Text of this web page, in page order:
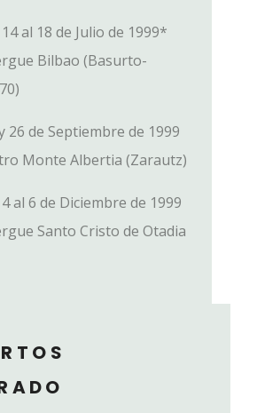
al 18 de Julio de 1999*
Bilbao (Basurto-
26 de Septiembre de 1999
Monte Albertia (Zarautz)
al 6 de Diciembre de 1999
Santo Cristo de Otadia